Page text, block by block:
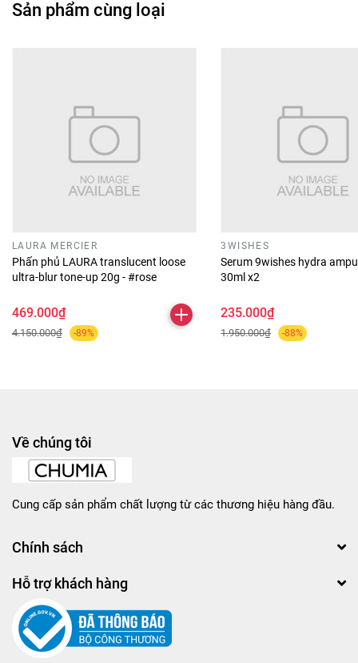
Sản phẩm cùng loại
LAURA MERCIER
Phấn phủ LAURA translucent loose
ultra-blur tone-up 20g - #rose
469.000₫
4.150.000₫ -89%
3WISHES
Serum 9wishes hydra
30ml x2
235.000₫
1.950.000₫ -88%
Về chúng tôi
Cung cấp sản phẩm chất lượng từ các thương hiệu hàng đầu.
Chính sách
Hỗ trợ khách hàng